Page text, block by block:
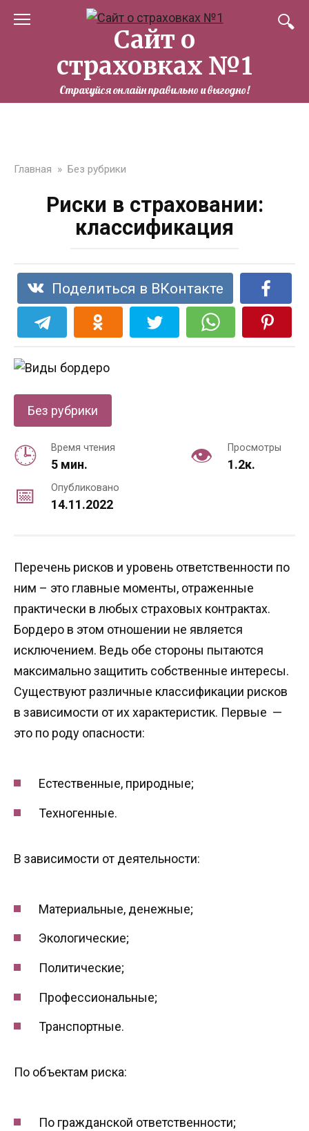
Сайт о
страховках №1
Страхуйся онлайн правильно и выгодно!
Главная » Без рубрики
Риски в страховании:
классификация
Поделиться в ВКонтакте
Без рубрики
Время чтения
5 мин.
Просмотры
1.2к.
Опубликовано
14.11.2022
Перечень рисков и уровень ответственности по
ним – это главные моменты, отраженные
практически в любых страховых контрактах.
Бордеро в этом отношении не является
исключением. Ведь обе стороны пытаются
максимально защитить собственные интересы.
Существуют различные классификации рисков
в зависимости от их характеристик. Первые —
это по роду опасности:
Естественные, природные;
Техногенные.
В зависимости от деятельности:
Материальные, денежные;
Экологические;
Политические;
Профессиональные;
Транспортные.
По объектам риска:
По гражданской ответственности;